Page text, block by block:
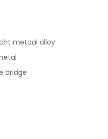
metaal alloy
bridge